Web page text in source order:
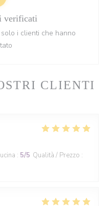
CLIENTI
: 5/5 Qualità / Prezzo :
verificati
i clienti che hanno